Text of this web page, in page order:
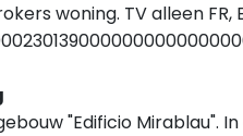
woning. TV alleen FR,
"Edificio Mirablau".